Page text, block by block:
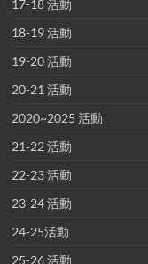
17-18 活動
18-19 活動
19-20 活動
20-21 活動
2020~2025 活動
21-22 活動
22-23 活動
23-24 活動
24-25活動
25-26 活動